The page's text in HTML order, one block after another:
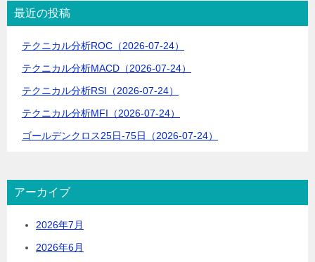
シ
ョ
最近の投稿
テクニカル分析ROC（2026-07-24）
テクニカル分析MACD（2026-07-24）
テクニカル分析RSI（2026-07-24）
テクニカル分析MFI（2026-07-24）
ゴールデンクロス25日-75日（2026-07-24）
アーカイブ
2026年7月
2026年6月